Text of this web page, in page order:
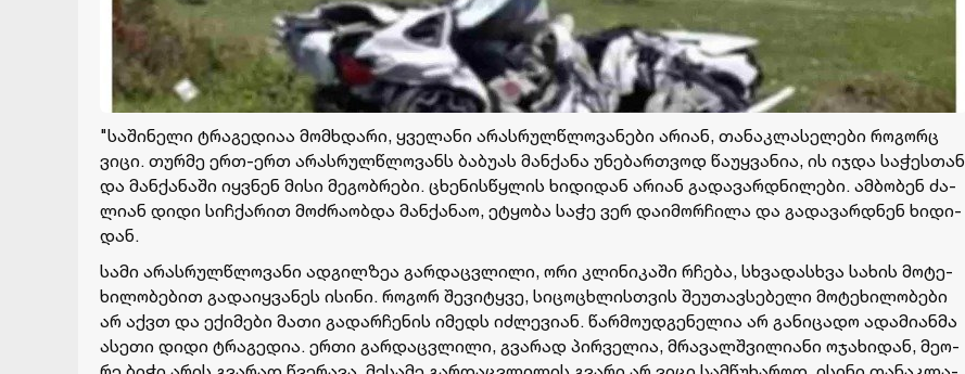
"სა­ში­ნე­ლი ტრა­გე­დი­აა მომ­ხდა­რი, ყვე­ლა­ნი არას­რულ­წლო­ვა­ნე­ბი არი­ან, თა­ნაკ­ლა­სე­ლე­ბი რო­გორც
ვიცი. თურ­მე ერთ-ერთ არას­რულ­წლო­ვანს ბა­ბუ­ას მან­ქა­ნა უნე­ბარ­თვოდ წა­უყ­ვა­ნია, ის იჯდა სა­ჭეს­თან
და მან­ქა­ნა­ში იყ­ვნენ მისი მე­გობ­რე­ბი. ცხე­ნის­წყლის ხი­დი­დან არი­ან გა­და­ვარ­დნი­ლე­ბი. ამ­ბო­ბენ ძა­
ლი­ან დიდი სიჩ­ქა­რით მოძ­რა­ობ­და მან­ქა­ნაო, ეტყო­ბა საჭე ვერ და­ი­მორ­ჩი­ლა და გა­და­ვარ­დნენ ხი­დი­
დან.
სამი არას­რულ­წლო­ვა­ნი ად­გილ­ზეა გარ­დაც­ვლი­ლი, ორი კლი­ნი­კა­ში რჩე­ბა, სხვა­დას­ხვა სა­ხის მო­ტე­
ხი­ლო­ბე­ბით გა­და­იყ­ვა­ნეს ისი­ნი. რო­გორ შე­ვი­ტყვე, სი­ცო­ცხლის­თვის შე­უ­თავ­სე­ბე­ლი მო­ტე­ხი­ლო­ბე­ბი
არ აქვთ და ექი­მე­ბი მათი გა­დარ­ჩე­ნის იმედს იძ­ლე­ვი­ან. წარ­მო­უდ­გე­ნე­ლია არ გა­ნი­ცა­დო ადა­მი­ან­მა
ასე­თი დიდი ტრა­გე­დია. ერთი გარ­დაც­ვლი­ლი, გვა­რად პირ­ვე­ლია, მრა­ვალ­შვი­ლი­ა­ნი ოჯა­ხი­დან, მე­ო­